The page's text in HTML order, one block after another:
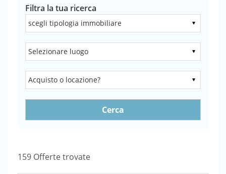
159 Offerte trovate
Filtra la tua ricerca
Cerca